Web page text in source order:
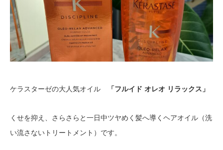
ケラスターゼの大人気オイル 「フルイド オレオ リラックス」
くせを抑え、さらさらと一日中ツヤめく髪へ導くヘアオイル（洗
い流さないトリートメント）です。